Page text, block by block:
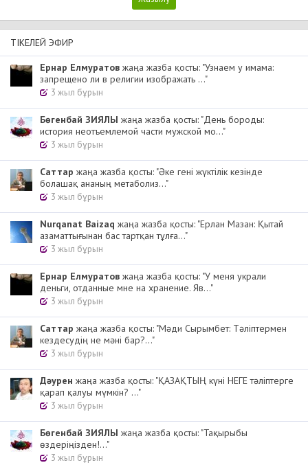
ТІКЕЛЕЙ ЭФИР
Ернар Елмуратов жаңа жазба қосты: "Узнаем у имама:
запрещено ли в религии изображать ..."
3 жыл бұрын
Бөгенбай ЗИЯЛЫ жаңа жазба қосты: "День бороды:
история неотъемлемой части мужской мо..."
3 жыл бұрын
Cаттар жаңа жазба қосты: "Әке гені жүктілік кезінде
болашақ ананың метаболиз..."
3 жыл бұрын
Nurqanat Baizaq жаңа жазба қосты: "Ерлан Мазан: Қытай
азаматтығынан бас тартқан тұлға..."
3 жыл бұрын
Ернар Елмуратов жаңа жазба қосты: "У меня украли
деньги, отданные мне на хранение. Яв..."
3 жыл бұрын
Cаттар жаңа жазба қосты: "Мәди Сырымбет: Тәліптермен
кездесудің не мәні бар?..."
3 жыл бұрын
Дәурен жаңа жазба қосты: "ҚАЗАҚТЫҢ күні НЕГЕ тәліптерге
қарап қалуы мүмкін? ..."
3 жыл бұрын
Бөгенбай ЗИЯЛЫ жаңа жазба қосты: "Тақырыбы
өздеріңізден!..."
3 жыл бұрын